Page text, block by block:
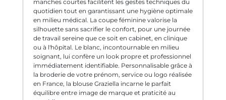
manches courtes facilitent les gestes techniques du
quotidien tout en garantissant une hygiène optimale
en milieu médical. La coupe féminine valorise la
silhouette sans sacrifier le confort, pour une journée
de travail sereine que ce soit en cabinet, en clinique
ou à l'hôpital. Le blanc, incontournable en milieu
soignant, lui confère un look propre et professionnel
immédiatement identifiable. Personnalisable grâce à
la broderie de votre prénom, service ou logo réalisée
en France, la blouse Graziella incarne le parfait
équilibre entre image de marque et praticité au